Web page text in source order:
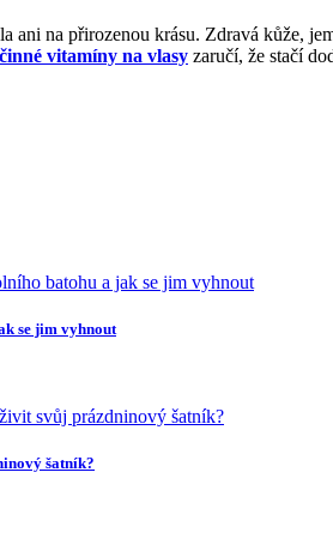
ani na přirozenou krásu. Zdravá kůže,
vitamíny na vlasy zaručí, že stačí
se jim vyhnout
šatník?